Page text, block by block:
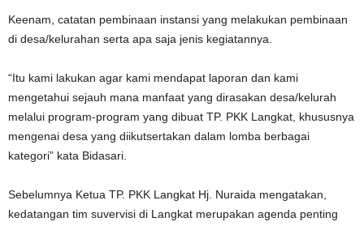
Keenam, catatan pembinaan instansi yang melakukan pembinaan
di desa/kelurahan serta apa saja jenis kegiatannya.
“Itu kami lakukan agar kami mendapat laporan dan kami
mengetahui sejauh mana manfaat yang dirasakan desa/kelurah
melalui program-program yang dibuat TP. PKK Langkat, khususnya
mengenai desa yang diikutsertakan dalam lomba berbagai
kategori” kata Bidasari.
Sebelumnya Ketua TP. PKK Langkat Hj. Nuraida mengatakan,
kedatangan tim suvervisi di Langkat merupakan agenda penting